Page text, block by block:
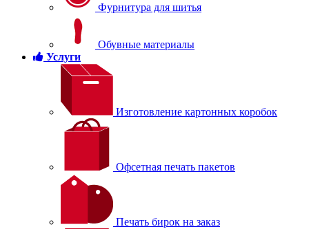
Фурнитура для шитья
Обувные материалы
Услуги
Изготовление картонных коробок
Офсетная печать пакетов
Печать бирок на заказ